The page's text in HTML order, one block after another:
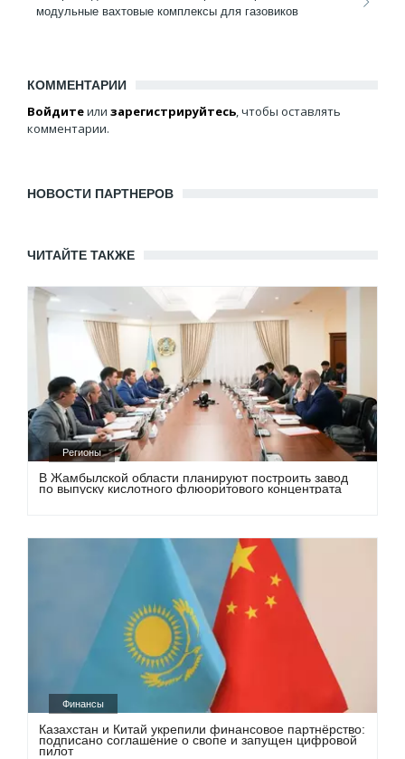
модульные вахтовые комплексы для газовиков
КОММЕНТАРИИ
Войдитеили зарегистрируйтесь, чтобы оставлять
комментарии.
НОВОСТИ ПАРТНЕРОВ
ЧИТАЙТЕ ТАКЖЕ
Регионы
В Жамбылской области планируют построить завод
по выпуску кислотного флюоритового концентрата
Финансы
Казахстан и Китай укрепили финансовое партнёрство:
подписано соглашение о свопе и запущен цифровой
пилот